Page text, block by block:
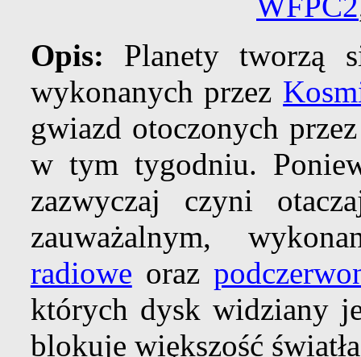
Opis: Planety tworzą
wykonanych przez
gwiazd otoczonych
w tym tygodniu.
zazwyczaj czyni
zauważalnym,
radiowe oraz
których dysk widziany
blokuje większość